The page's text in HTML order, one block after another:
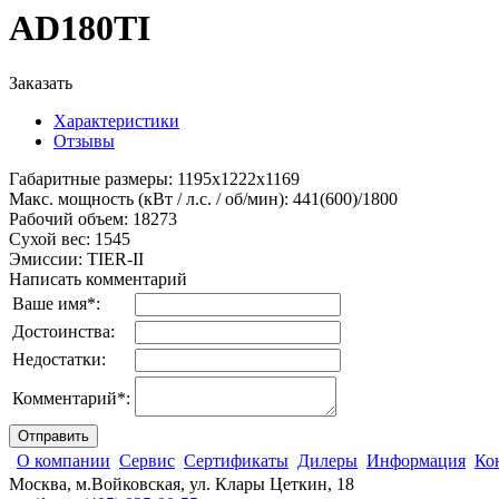
AD180TI
Заказать
Характеристики
Отзывы
Габаритные размеры: 1195x1222x1169
Макс. мощность (кВт / л.с. / об/мин): 441(600)/1800
Рабочий объем: 18273
Сухой вес: 1545
Эмиссии: TIER-II
Написать комментарий
Ваше имя*:
Достоинства:
Недостатки:
Комментарий*:
О компании Сервис Сертификаты Дилеры Информация
Москва, м.Войковская, ул. Клары Цеткин, 18